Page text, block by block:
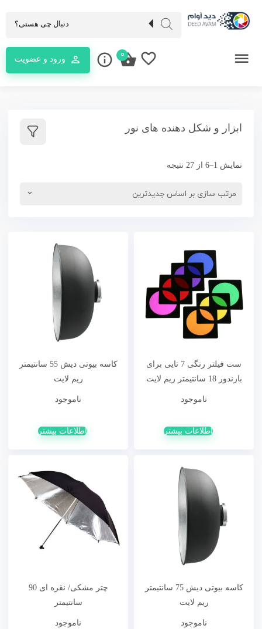
ورود و عضویت 0
ابزار و شکل دهنده های نور
نمایش 1–6 از 27 نتیجه
ست فیلتر رنگی 7 تایی برای
بارندور 18 سانتیمتر ریم لایت
ناموجود
اطلاعات بیشتر
کاسه بیوتی دیش 55 سانتیمتر
ریم لایت
ناموجود
اطلاعات بیشتر
کاسه بیوتی دیش 75 سانتیمتر
ریم لایت
ناموجود
چتر مشکی/ نقره ای 90
سانتیمتر
ناموجود